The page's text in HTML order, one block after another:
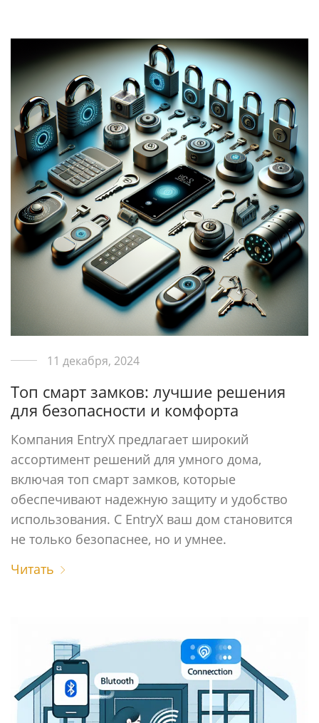
11 декабря, 2024
Топ смарт замков: лучшие решения
для безопасности и комфорта
Компания EntryX предлагает широкий
ассортимент решений для умного дома,
включая топ смарт замков, которые
обеспечивают надежную защиту и удобство
использования. С EntryX ваш дом становится
не только безопаснее, но и умнее.
Читать